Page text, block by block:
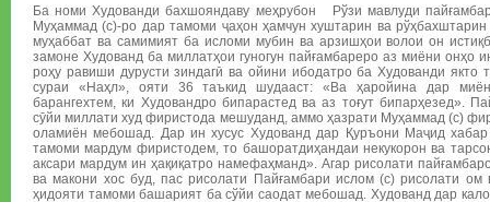
Ба номи Худованди бахшояндаву меҳрубон Рўзи мавлуди
Муҳаммад (с)-ро дар тамоми ҷаҳон ҳамчун хуштарин ва
муҳаббат ва самимият ба исломи мубин ва арзишҳои волои он
замоне Худованд ба миллатҳои гуногун пайғамбареро аз миёни онҳо
роҳу равиши дурусти зиндагӣ ва ойини ибодатро ба Худованди якто
сураи «Наҳл», ояти 36 таъкид шудааст: «Ва ҳаройина дар
барангехтем, ки Худовандро бипарастед ва аз тоғут бипарҳезед».
сӯйи миллати худ фиристода мешуданд, аммо ҳазрати Муҳаммад (с)
оламиён мебошад. Дар ин хусус Худованд дар Қуръони Маҷид
тамоми мардум фиристодем, то башоратдиҳандаи некукорон ва
аксари мардум ин ҳақиқатро намефаҳманд». Агар рисолати
ва макони хос буд, пас рисолати Пайғамбари ислом (с) рисолати
ҳидояти тамоми башарият ба сўйи саодат мебошад. Худованд дар